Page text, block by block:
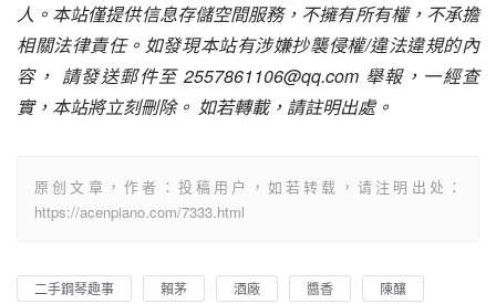
人。本站僅提供信息存儲空間服務，不擁有所有權，不承擔
相關法律責任。如發現本站有涉嫌抄襲侵權/違法違規的內
容， 請發送郵件至 2557861106@qq.com 舉報，一經查
實，本站將立刻刪除。 如若轉載，請註明出處。
原创文章，作者：投稿用户，如若转载，请注明出处：
https://acenpiano.com/7333.html
二手鋼琴趣事 賴茅 酒廠 醬香 陳釀